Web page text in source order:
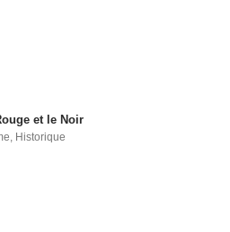
et le Noir
, Historique